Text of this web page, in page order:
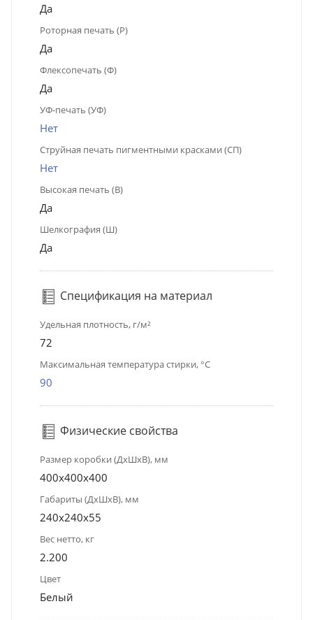
Да
Роторная печать (Р)
Да
Флексопечать (Ф)
Да
УФ-печать (УФ)
Нет
Струйная печать пигментными красками (СП)
Нет
Высокая печать (В)
Да
Шелкография (Ш)
Да
Спецификация на материал
Удельная плотность, г/м²
72
Максимальная температура стирки, °C
90
Физические свойства
Размер коробки (ДхШхВ), мм
400х400х400
Габариты (ДхШхВ), мм
240x240x55
Вес нетто, кг
2.200
Цвет
Белый